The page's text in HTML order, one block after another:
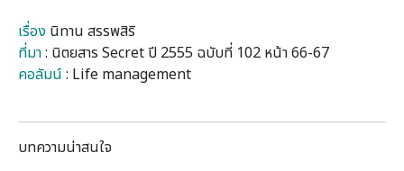
เรื่อง นิทาน สรรพสิริ
ที่มา: นิตยสาร Secret ปี 2555 ฉบับที่ 102 หน้า 66-67
คอลัมน์ : Life management
บทความน่าสนใจ